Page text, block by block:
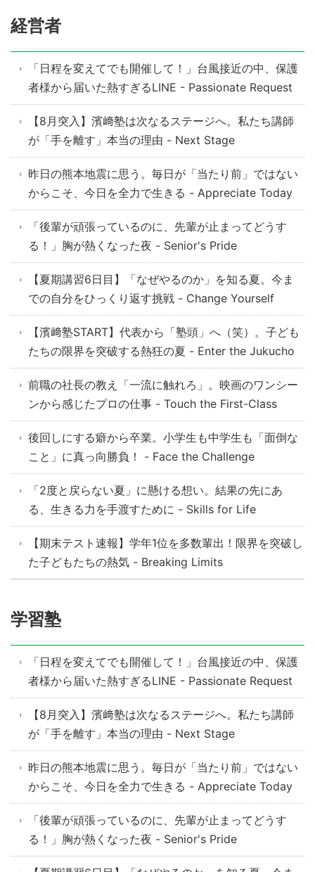
経営者
「日程を変えてでも開催して！」台風接近の中、保護
者様から届いた熱すぎるLINE - Passionate Request
【8月突入】濱﨑塾は次なるステージへ。私たち講師
が「手を離す」本当の理由 - Next Stage
昨日の熊本地震に思う。毎日が「当たり前」ではない
からこそ、今日を全力で生きる - Appreciate Today
「後輩が頑張っているのに、先輩が止まってどうす
る！」胸が熱くなった夜 - Senior's Pride
【夏期講習6日目】「なぜやるのか」を知る夏。今ま
での自分をひっくり返す挑戦 - Change Yourself
【濱﨑塾START】代表から「塾頭」へ（笑）。子ども
たちの限界を突破する熱狂の夏 - Enter the Jukucho
前職の社長の教え「一流に触れろ」。映画のワンシー
ンから感じたプロの仕事 - Touch the First-Class
後回しにする癖から卒業。小学生も中学生も「面倒な
こと」に真っ向勝負！ - Face the Challenge
「2度と戻らない夏」に懸ける想い。結果の先にあ
る、生きる力を手渡すために - Skills for Life
【期末テスト速報】学年1位を多数輩出！限界を突破し
た子どもたちの熱気 - Breaking Limits
学習塾
「日程を変えてでも開催して！」台風接近の中、保護
者様から届いた熱すぎるLINE - Passionate Request
【8月突入】濱﨑塾は次なるステージへ。私たち講師
が「手を離す」本当の理由 - Next Stage
昨日の熊本地震に思う。毎日が「当たり前」ではない
からこそ、今日を全力で生きる - Appreciate Today
「後輩が頑張っているのに、先輩が止まってどうす
る！」胸が熱くなった夜 - Senior's Pride